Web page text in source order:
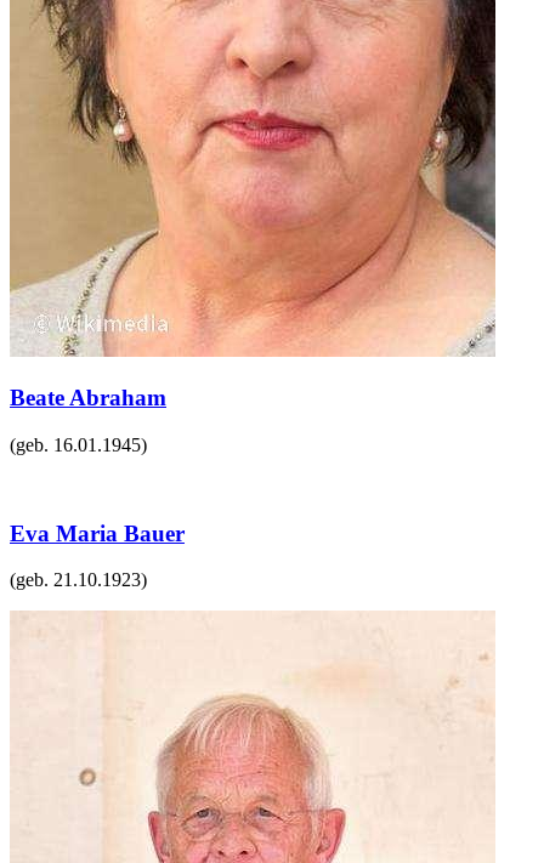
Beate Abraham
(geb. 16.01.1945)
Eva Maria Bauer
(geb. 21.10.1923)